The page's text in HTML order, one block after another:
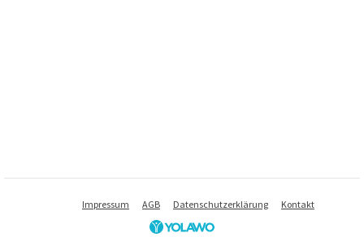
Impressum AGB Datenschutzerklärung Kontakt